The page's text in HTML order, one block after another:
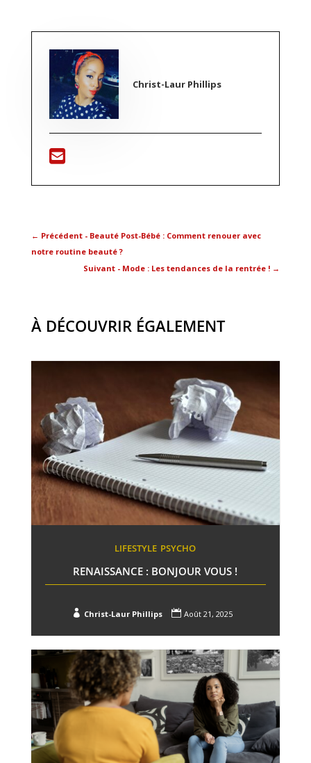
Christ-Laur Phillips
← Précédent - Beauté Post-Bébé : Comment renouer avec
notre routine beauté ?
Suivant - Mode : Les tendances de la rentrée ! →
À DÉCOUVRIR ÉGALEMENT
LIFESTYLE PSYCHO
RENAISSANCE : BONJOUR VOUS !
 Christ-Laur Phillips  Août 21, 2025